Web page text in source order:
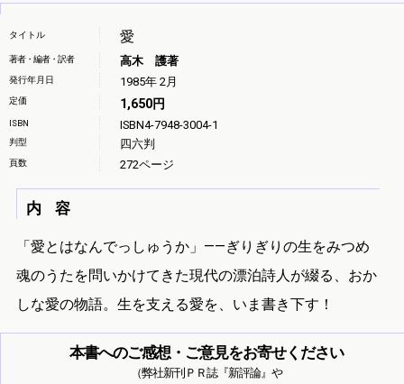
愛
タイトル
著者・編者・訳者 高木 護著
発行年月日 1985年 2月
定価 1,650円
ISBN ISBN4-7948-3004-1
判型 四六判
頁数 272ページ
内 容
「愛とはなんでっしゅうか」——ぎりぎりの生をみつめ
魂のうたを問いかけてきた現代の漂泊詩人が綴る、おか
しな愛の物語。生を支える愛を、いま書き下す！
本書へのご感想・ご意見をお寄せください
（弊社新刊ＰＲ誌『新評論』や